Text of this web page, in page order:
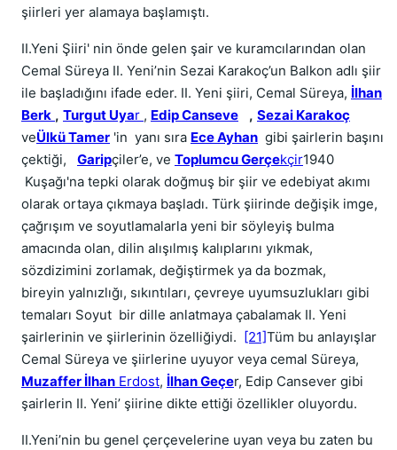
şiirleri yer alamaya başlamıştı.
II.Yeni Şiiri' nin önde gelen şair ve kuramcılarından olan
Cemal Süreya II. Yeni’nin Sezai Karakoç’un Balkon adlı şiir
ile başladığını ifade eder. II. Yeni şiiri, Cemal Süreya, İlhan
Berk , Turgut Uyar , Edip Canseve , Sezai Karakoç
veÜlkü Tamer 'in yanı sıra Ece Ayhan gibi şairlerin başını
çektiği, Garipçiler’e, ve Toplumcu Gerçekçir1940
Kuşağı'na tepki olarak doğmuş bir şiir ve edebiyat akımı
olarak ortaya çıkmaya başladı. Türk şiirinde değişik imge,
çağrışım ve soyutlamalarla yeni bir söyleyiş bulma
amacında olan, dilin alışılmış kalıplarını yıkmak,
sözdizimini zorlamak, değiştirmek ya da bozmak,
bireyin yalnızlığı, sıkıntıları, çevreye uyumsuzlukları gibi
temaları Soyut bir dille anlatmaya çabalamak II. Yeni
şairlerinin ve şiirlerinin özelliğiydi. [21]Tüm bu anlayışlar
Cemal Süreya ve şiirlerine uyuyor veya cemal Süreya,
Muzaffer İlhan Erdost, İlhan Geçer, Edip Cansever gibi
şairlerin II. Yeni’ şiirine dikte ettiği özellikler oluyordu.
II.Yeni’nin bu genel çerçevelerine uyan veya bu zaten bu